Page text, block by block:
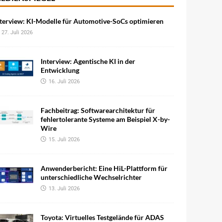
KI-Modelle für Automotive-SoCs optimieren
27. Juli 2026
Interview: Agentische KI in der
Entwicklung
16. Juli 2026
Fachbeitrag: Softwarearchitektur für
fehlertolerante Systeme am Beispiel X-by-
Wire
15. Juli 2026
Anwenderbericht: Eine HiL-Plattform für
unterschiedliche Wechselrichter
13. Juli 2026
Toyota: Virtuelles Testgelände für ADAS